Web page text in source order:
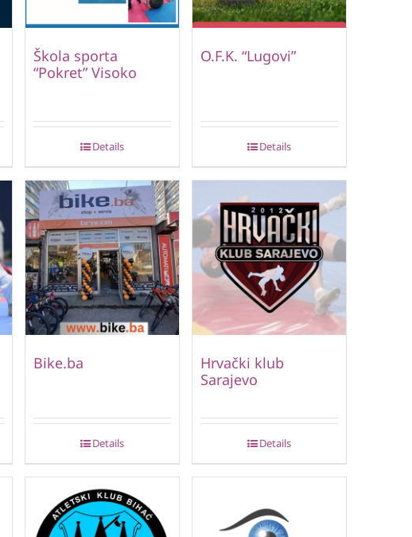
Škola sporta
“Pokret” Visoko
Details
O.F.K. “Lugovi”
Details
Bike.ba
Details
Hrvački klub
Sarajevo
Details